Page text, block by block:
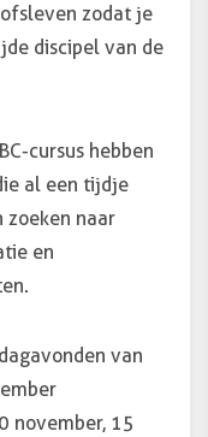
zodat je
discipel van de
cursus hebben
al een tijdje
zoeken naar
en
van
november, 15